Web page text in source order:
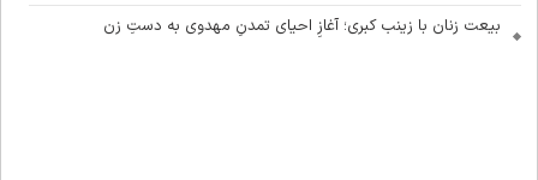
بیعت زنان با زینب کبری؛ آغازِ احیای تمدنِ مهدوی به دستِ زن